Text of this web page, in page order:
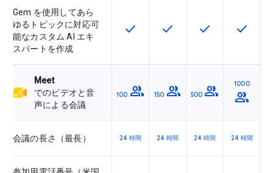
Gem を使用してあら
ゆるトピックに対応可
能なカスタム AI エキ
スパートを作成
この機能は該当の SKU で利用で
check この機能は該当の SKU
check この機能は該当
check この機
check
Meet
でのビデオと音
声による会議
100 group 150 group 500 group 1000
group
会議の長さ（最長） 24 時間 24 時間 24 時間 24 時間